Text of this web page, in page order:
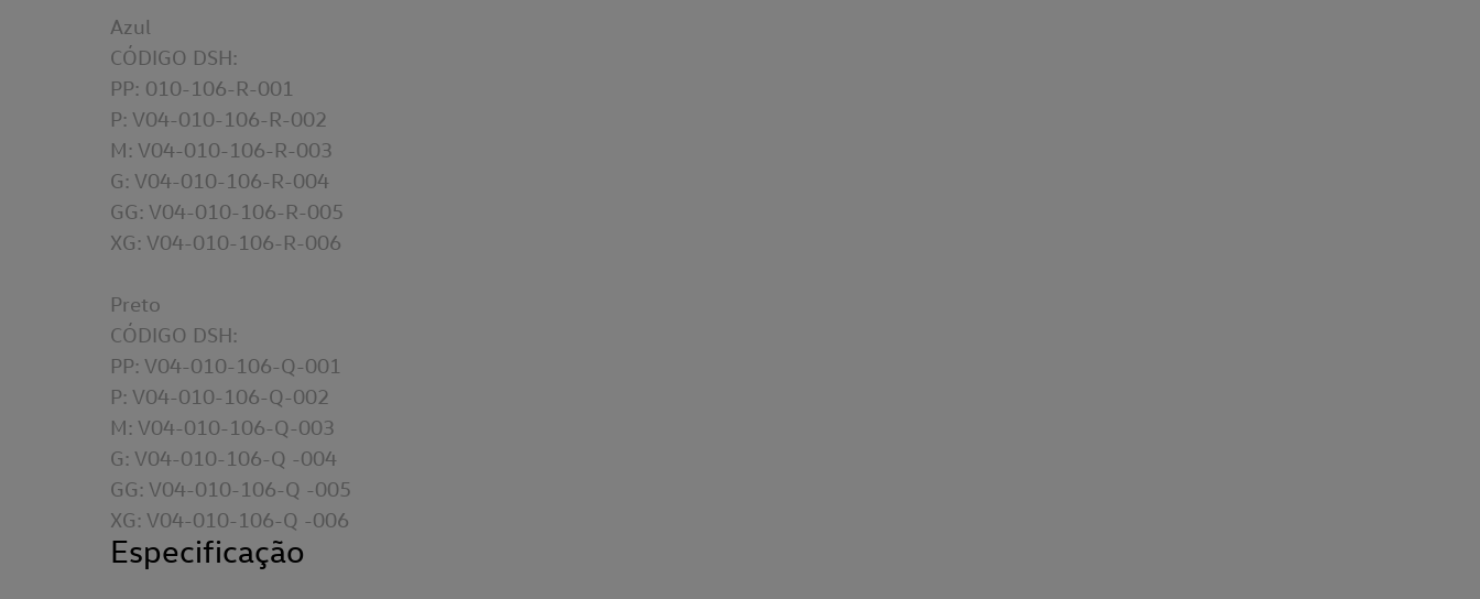
Azul
CÓDIGO DSH:
PP: 010-106-R-001
P: V04-010-106-R-002
M: V04-010-106-R-003
G: V04-010-106-R-004
GG: V04-010-106-R-005
XG: V04-010-106-R-006
Preto
CÓDIGO DSH:
PP: V04-010-106-Q-001
P: V04-010-106-Q-002
M: V04-010-106-Q-003
G: V04-010-106-Q -004
GG: V04-010-106-Q -005
XG: V04-010-106-Q -006
Especificação